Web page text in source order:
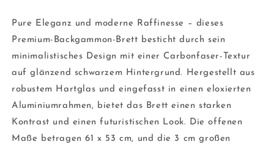
Pure Eleganz und moderne Raffinesse – dieses
Premium-Backgammon-Brett besticht durch sein
minimalistisches Design mit einer Carbonfaser-Textur
auf glänzend schwarzem Hintergrund. Hergestellt aus
robustem Hartglas und eingefasst in einen eloxierten
Aluminiumrahmen, bietet das Brett einen starken
Kontrast und einen futuristischen Look. Die offenen
Maße betragen 61 x 53 cm, und die 3 cm großen